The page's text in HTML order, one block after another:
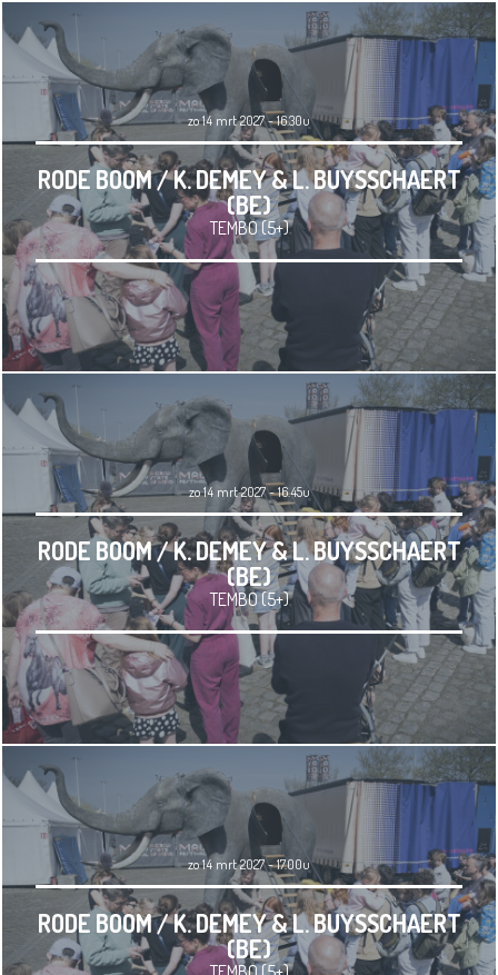
zo 14 mrt 2027 - 16.30u
RODE BOOM / K. DEMEY & L. BUYSSCHAERT
(BE)
TEMBO (5+)
zo 14 mrt 2027 - 16.45u
RODE BOOM / K. DEMEY & L. BUYSSCHAERT
(BE)
TEMBO (5+)
zo 14 mrt 2027 - 17.00u
RODE BOOM / K. DEMEY & L. BUYSSCHAERT
(BE)